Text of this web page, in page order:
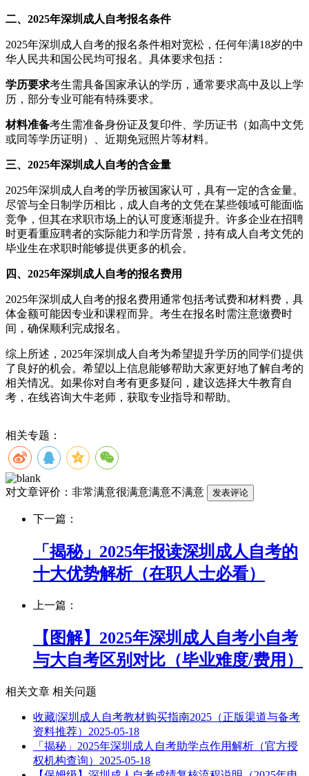
二、2025年深圳成人自考报名条件
2025年深圳成人自考的报名条件相对宽松，任何年满18岁的中
华人民共和国公民均可报名。具体要求包括：
学历要求考生需具备国家承认的学历，通常要求高中及以上学
历，部分专业可能有特殊要求。
材料准备考生需准备身份证及复印件、学历证书（如高中文凭
或同等学历证明）、近期免冠照片等材料。
三、2025年深圳成人自考的含金量
2025年深圳成人自考的学历被国家认可，具有一定的含金量。
尽管与全日制学历相比，成人自考的文凭在某些领域可能面临
竞争，但其在求职市场上的认可度逐渐提升。许多企业在招聘
时更看重应聘者的实际能力和学历背景，持有成人自考文凭的
毕业生在求职时能够提供更多的机会。
四、2025年深圳成人自考的报名费用
2025年深圳成人自考的报名费用通常包括考试费和材料费，具
体金额可能因专业和课程而异。考生在报名时需注意缴费时
间，确保顺利完成报名。
综上所述，2025年深圳成人自考为希望提升学历的同学们提供
了良好的机会。希望以上信息能够帮助大家更好地了解自考的
相关情况。如果你对自考有更多疑问，建议选择大牛教育自
考，在线咨询大牛老师，获取专业指导和帮助。
相关专题：
对文章评价： 非常满意很满意满意不满意
下一篇：
「揭秘」2025年报读深圳成人自考的
十大优势解析（在职人士必看）
上一篇：
【图解】2025年深圳成人自考小自考
与大自考区别对比（毕业难度/费用）
相关文章 相关问题
收藏|深圳成人自考教材购买指南2025（正版渠道与备考
资料推荐） 2025-05-18
「揭秘」2025年深圳成人自考助学点作用解析（官方授
权机构查询） 2025-05-18